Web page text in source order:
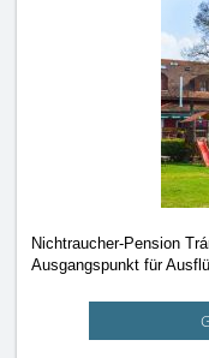
Nichtraucher-Pension
Ausgangspunkt für